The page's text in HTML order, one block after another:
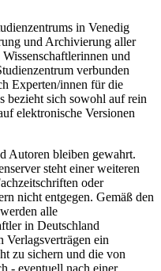
in Venedig
und Archivierung aller
und
verbunden
Experten/innen für die
bezieht sich sowohl auf rein
elektronische Versionen
Autoren bleiben gewahrt.
steht einer weiteren
oder
nicht entgegen. Gemäß den
alle
in Deutschland
Verlagsverträgen ein
zu sichern und die von